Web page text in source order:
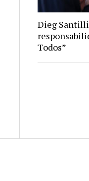
Dieg
Todos”